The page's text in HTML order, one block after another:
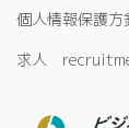
個人情報保護方
求人